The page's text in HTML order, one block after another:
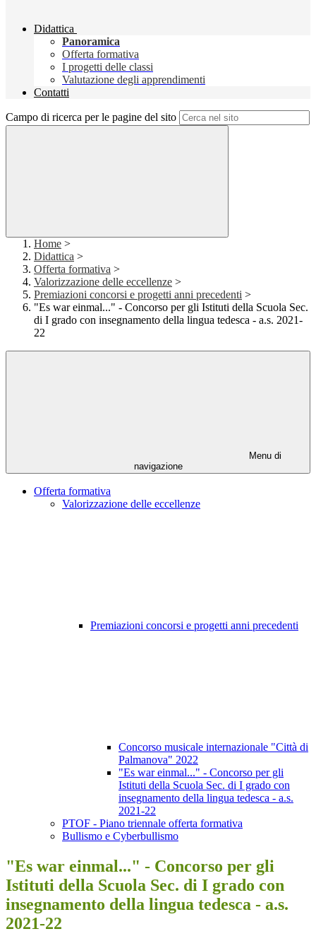
Didattica
Panoramica
Offerta formativa
I progetti delle classi
Valutazione degli apprendimenti
Contatti
Campo di ricerca per le pagine del sito
Home >
Didattica >
Offerta formativa >
Valorizzazione delle eccellenze >
Premiazioni concorsi e progetti anni precedenti >
"Es war einmal..." - Concorso per gli Istituti della Scuola Sec.
di I grado con insegnamento della lingua tedesca - a.s. 2021-
22
Menu di
navigazione
Offerta formativa
Valorizzazione delle eccellenze
Premiazioni concorsi e progetti anni precedenti
Concorso musicale internazionale "Città di
Palmanova" 2022
"Es war einmal..." - Concorso per gli
Istituti della Scuola Sec. di I grado con
insegnamento della lingua tedesca - a.s.
2021-22
PTOF - Piano triennale offerta formativa
Bullismo e Cyberbullismo
"Es war einmal..." - Concorso per gli
Istituti della Scuola Sec. di I grado con
insegnamento della lingua tedesca - a.s.
2021-22